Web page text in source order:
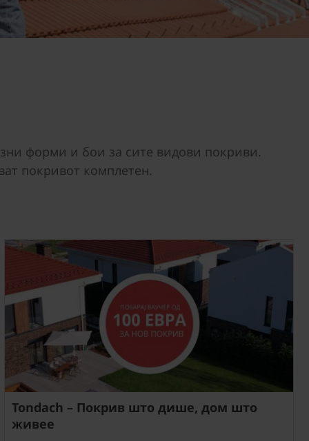
форми и бои за сите видови покриви.
покривот комплетен.
Tondach – Покрив што дише, дом што
живее